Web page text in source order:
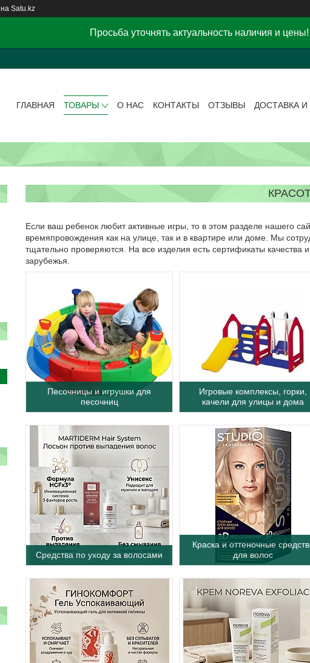
на Satu.kz
Просьба уточнять актуальность наличия и цены!
ГЛАВНАЯ ТОВАРЫ О НАС КОНТАКТЫ ОТЗЫВЫ ДОСТАВКА И
Если ваш ребенок любит активные игры, то в этом разделе нашего
времяпровождения как на улице, так и в квартире или доме. Мы
тщательно проверяются. На все изделия есть сертификаты качества
зарубежья.
Песочницы и игрушки для
песочниц
Игровые комплексы, горки,
качели для улицы и дома
Средства по уходу за волосами
Краска и оттеночные
для волос